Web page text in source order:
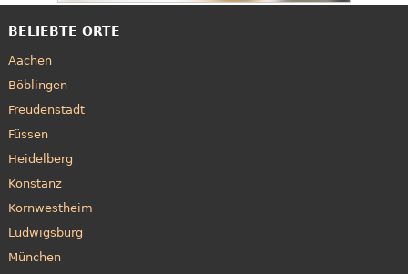
BELIEBTE ORTE
Aachen
Böblingen
Freudenstadt
Füssen
Heidelberg
Konstanz
Kornwestheim
Ludwigsburg
München